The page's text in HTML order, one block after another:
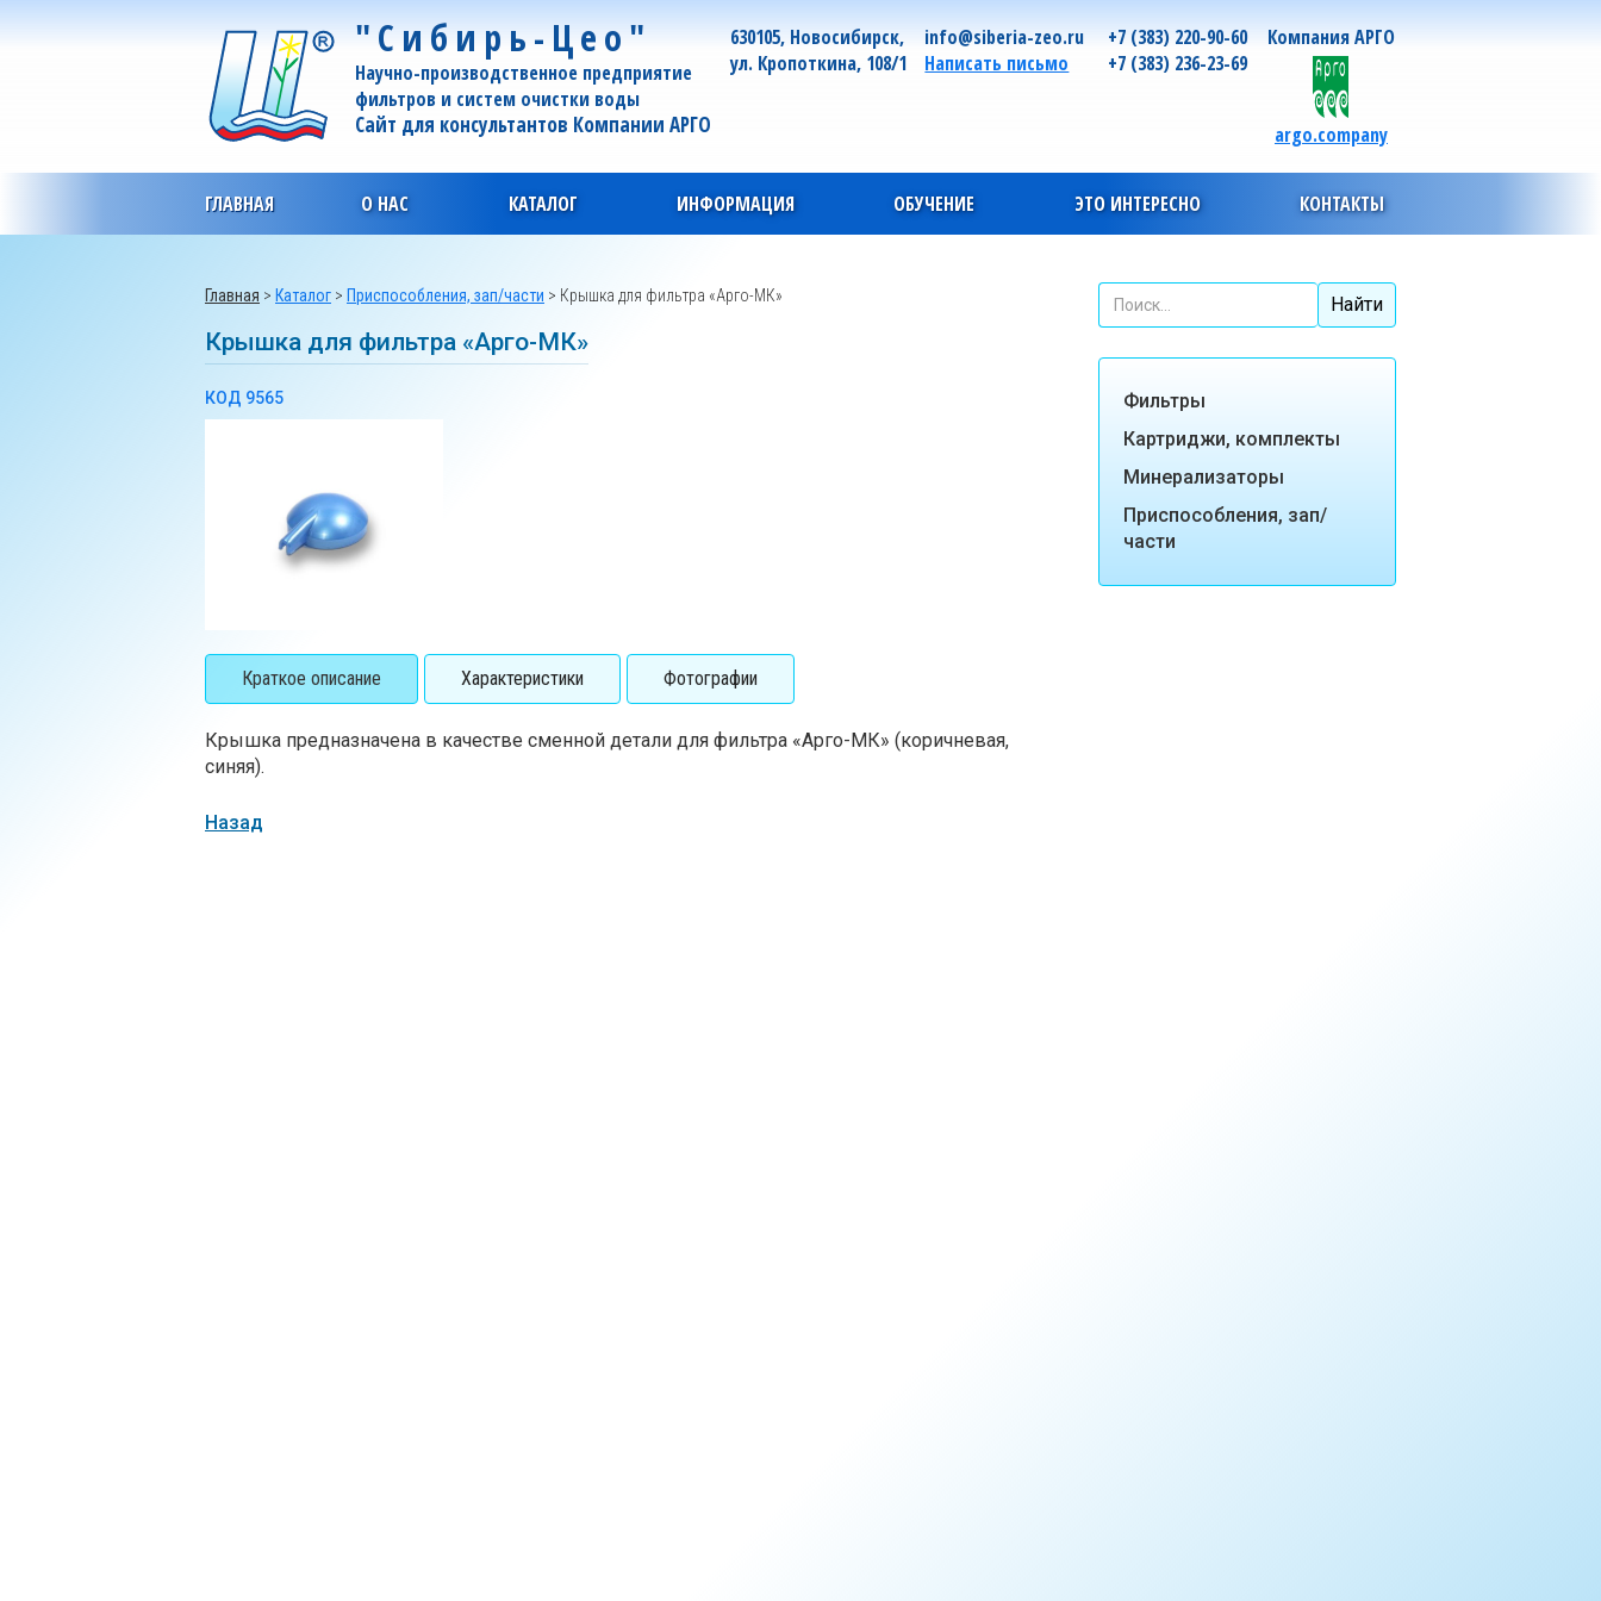
"Сибирь-Цео"
Научно-производственное предприятие
фильтров и систем очистки воды
Сайт для консультантов Компании АРГО
630105, Новосибирск,
ул. Кропоткина, 108/1
info@siberia-zeo.ru
Написать письмо
+7 (383) 220-90-60
+7 (383) 236-23-69
Компания АРГО
argo.company
ГЛАВНАЯ О НАС КАТАЛОГ ИНФОРМАЦИЯ ОБУЧЕНИЕ ЭТО ИНТЕРЕСНО КОНТАКТЫ
Главная > Каталог > Приспособления, зап/части > Крышка для фильтра «Арго-МК»
Крышка для фильтра «Арго-МК»
КОД 9565
Краткое описание Характеристики Фотографии
Крышка предназначена в качестве сменной детали для фильтра «Арго-МК» (коричневая,
синяя).
Назад
Фильтры
Картриджи, комплекты
Минерализаторы
Приспособления, зап/
части